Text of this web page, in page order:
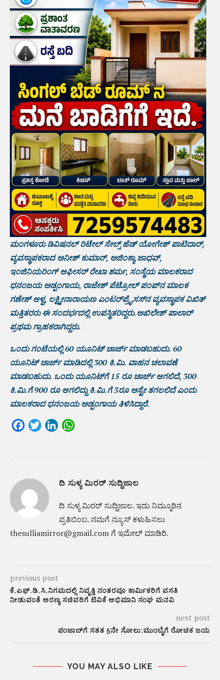
ಮಂಗಳೂರು ಡಿವಿಷನಲ್ ರಿಟೇಲ್ ಸೇಲ್ಸ್ ಹೆಡ್ ಯೋಗೇಶ್ ಪಾಟಿದಾರ್,
ವ್ಯವಸ್ಥಾಪಕರಾದ ಅನೀಶ್ ಕುಮಾರ್, ಅಜಿಂಕ್ಯಾ ಜಾಧವ್,
ಇಂಜಿನಿಯರಿಂಗ್ ಆಫೀಸರ್ ರೇಖಾ ಶರ್ಮ, ಸಂಸ್ಥೆಯ ಮಾಲಕರಾದ
ಧನಂಜಯ ಅಡ್ಪಂಗಾಯ, ರಾಜೇಶ್ ಪೆಟ್ರೋಲ್ ಪಂಪ್‌ನ ಮಾಲಕ
ಗಣೇಶ್ ಆಳ್ವ, ಲಕ್ಷ್ಮೀನಾರಾಯಣ ಎಂಟರ್‌ಪ್ರೈಸಸ್‌‌ನ ವ್ಯವಸ್ಥಾಪಕ ವಿಖಿತ್
ಮತ್ತಿತರರು ಈ ಸಂದರ್ಭದಲ್ಲಿ ಉಪಸ್ಥಿತರಿದ್ದರು.ಅಖಿಲೇಶ್ ಪಾಲಾರ್
ಪ್ರಥಮ ಗ್ರಾಹಕರಾಗಿದ್ದರು.
ಒಂದು ಗಂಟೆಯಲ್ಲಿ 60 ಯೂನಿಟ್ ಚಾರ್ಜ್ ಮಾಡಬಹುದು. 60
ಯೂನಿಟ್ ಚಾರ್ಜ್ ಮಾಡಿದಲ್ಲಿ 300 ಕಿ.ಮಿ. ವಾಹನ ಚಲಾವಣೆ
ಮಾಡಬಹುದು‌. ಒಂದು ಯೂನಿಟ್‌ಗೆ 15 ರೂ ಚಾರ್ಜ್ ಆಗಲಿದೆ, 300
ಕಿ.ಮಿ.ಗೆ 900 ರೂ ಆಗಲಿದ್ದು ಕಿ.ಮಿ.ಗೆ 3ರೂ ಅಸ್ಟೇ ತಗಲಲಿದೆ ಎಂದು
ಮಾಲಕರಾದ ಧನಂಜಯ ಅಡ್ಪಂಗಾಯ ತಿಳಿಸಿದ್ದಾರೆ.
FacebookTwitterLinkedIn
ದಿ ಸುಳ್ಯ ಮಿರರ್ ಸುದ್ದಿಜಾಲ
ದಿ ಸುಳ್ಯ ಮಿರರ್‌ ಸುದ್ದಿಜಾಲ. ಇದು ನಿಮ್ಮೂರಿನ
ಪ್ರತಿಬಿಂಬ. ನಮಗೆ ನ್ಯೂಸ್‌ ಕಳುಹಿಸಲು
thesulliamirror@gmail.com ಗೆ ಇಮೇಲ್ ಮಾಡಿರಿ.
previous post
ಕೆ.ಎಫ್.ಡಿ.ಸಿ.ನಿಗಮದಲ್ಲಿ ನಿವೃತ್ತಿ ನಂತರವೂ ಕಾರ್ಮಿಕರಿಗೆ ವಸತಿ
ನೀಡುವಂತೆ ಅರಣ್ಯ ಸಚಿವರಿಗೆ ಟಿವಿಕೆ ಅಭಿಮಾನಿ ಸಂಘ ಮನವಿ
next post
ಪಂಜಾಬ್‌ಗೆ ಸತತ 5ನೇ ಸೋಲು:ಮುಂಬೈ‌ಗೆ ರೋಚಕ ಜಯ
YOU MAY ALSO LIKE